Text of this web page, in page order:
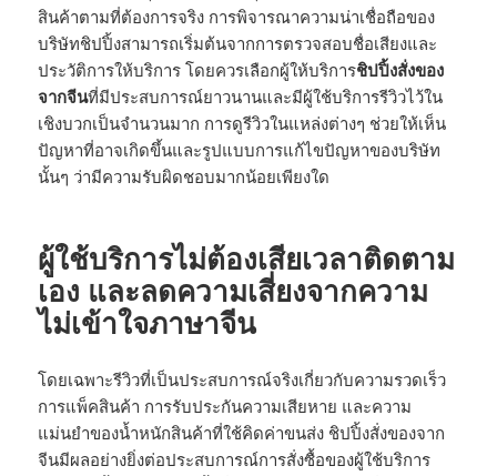
สินค้าตามที่ต้องการจริง การพิจารณาความน่าเชื่อถือของ
บริษัทชิปปิ้งสามารถเริ่มต้นจากการตรวจสอบชื่อเสียงและ
ประวัติการให้บริการ โดยควรเลือกผู้ให้บริการชิปปิ้งสั่งของ
จากจีนที่มีประสบการณ์ยาวนานและมีผู้ใช้บริการรีวิวไว้ใน
เชิงบวกเป็นจำนวนมาก การดูรีวิวในแหล่งต่างๆ ช่วยให้เห็น
ปัญหาที่อาจเกิดขึ้นและรูปแบบการแก้ไขปัญหาของบริษัท
นั้นๆ ว่ามีความรับผิดชอบมากน้อยเพียงใด
ผู้ใช้บริการไม่ต้องเสียเวลาติดตาม
เอง และลดความเสี่ยงจากความ
ไม่เข้าใจภาษาจีน
โดยเฉพาะรีวิวที่เป็นประสบการณ์จริงเกี่ยวกับความรวดเร็ว
การแพ็คสินค้า การรับประกันความเสียหาย และความ
แม่นยำของน้ำหนักสินค้าที่ใช้คิดค่าขนส่ง ชิปปิ้งสั่งของจาก
จีนมีผลอย่างยิ่งต่อประสบการณ์การสั่งซื้อของผู้ใช้บริการ